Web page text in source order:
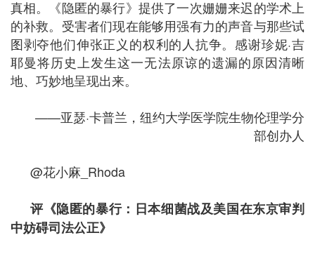
真相。《隐匿的暴行》提供了一次姗姗来迟的学术上
的补救。受害者们现在能够用强有力的声音与那些试
图剥夺他们伸张正义的权利的人抗争。感谢珍妮·吉
耶曼将历史上发生这一无法原谅的遗漏的原因清晰
地、巧妙地呈现出来。
——亚瑟·卡普兰，纽约大学医学院生物伦理学分
部创办人
@花小麻_Rhoda
评《隐匿的暴行：日本细菌战及美国在东京审判
中妨碍司法公正》